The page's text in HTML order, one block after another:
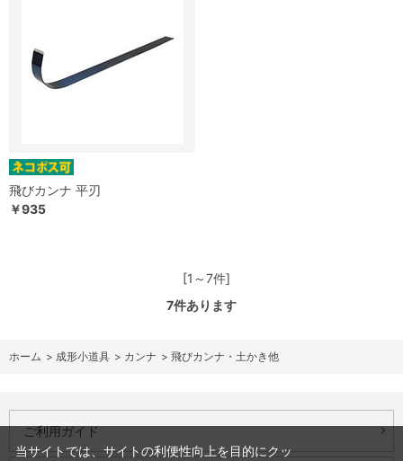
飛びカンナ 平刃
￥935
[1～7件]
7件あります
ホーム > 成形小道具 > カンナ > 飛びカンナ・土かき他
ご利用ガイド
当サイトでは、サイトの利便性向上を目的にクッ